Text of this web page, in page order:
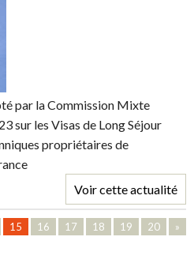
sur les Visas de Long Séjour
propriétaires de
Voir cette actualité
15 16 17 18 19 20 »